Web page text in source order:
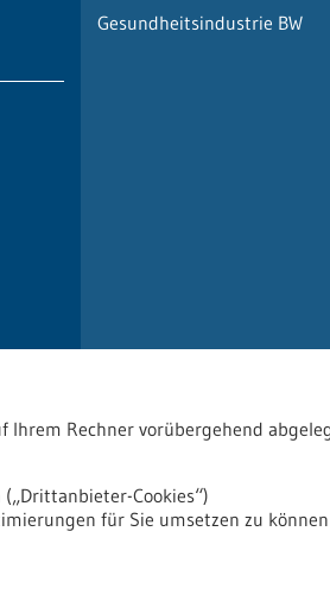
Gesundheitsindustrie BW
Rechner vorübergehend
Cookies“)
für Sie umsetzen zu können